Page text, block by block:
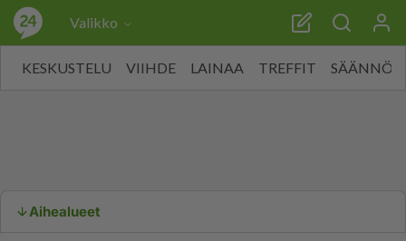
Valikko
KESKUSTELU VIIHDE LAINAA TREFFIT SÄÄNNÖT
Aihealueet